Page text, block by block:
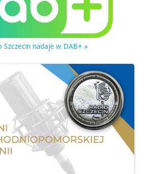
Szczecin nadaje w DAB+ »